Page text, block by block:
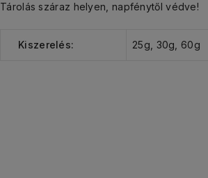
Tárolás száraz helyen, napfénytől védve!
Kiszerelés: 25g 30g 60g